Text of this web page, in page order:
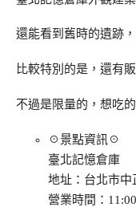
還能看到舊時的遺跡
比較特別的是，還有
不過是限量的，想吃
☉景點資訊☉
臺北記憶倉庫
地址：台北市中
營業時間：